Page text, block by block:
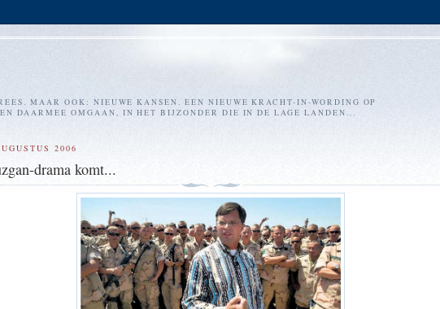
MAAR OOK: NIEUWE KANSEN. EEN NIEUWE KRACHT-IN-WORDING OP
DAARMEE OMGAAN, IN HET BIJZONDER DIE IN DE LAGE LANDEN...
2006
drama komt...